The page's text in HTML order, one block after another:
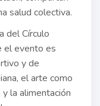
salud colectiva.
del Círculo
el evento es
y de
el arte como
la alimentación